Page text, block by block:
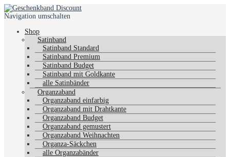
Navigation umschalten
Shop
Satinband
Satinband Standard
Satinband Premium
Satinband Budget
Satinband mit Goldkante
alle Satinbänder
Organzaband
Organzaband einfarbig
Organzaband mit Drahtkante
Organzaband Budget
Organzaband gemustert
Organzaband Weihnachten
Organza-Säckchen
alle Organzabänder